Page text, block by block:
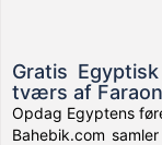
Gratis
tværs af
Opdag Egyptens
Bahebik.com